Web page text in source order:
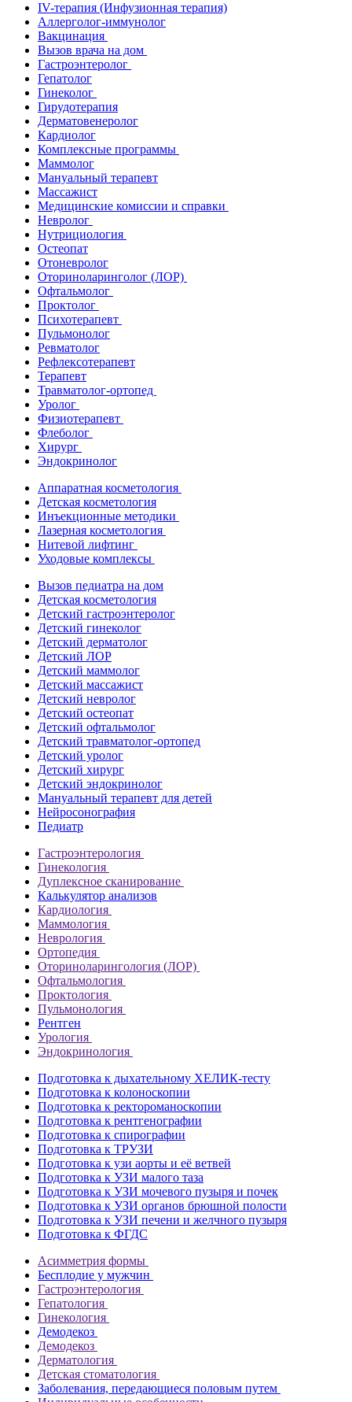
IV-терапия (Инфузионная терапия)
Аллерголог-иммунолог
Вакцинация
Вызов врача на дом
Гастроэнтеролог
Гепатолог
Гинеколог
Гирудотерапия
Дерматовенеролог
Кардиолог
Комплексные программы
Маммолог
Мануальный терапевт
Массажист
Медицинские комиссии и справки
Невролог
Нутрициология
Остеопат
Отоневролог
Оториноларинголог (ЛОР)
Офтальмолог
Проктолог
Психотерапевт
Пульмонолог
Ревматолог
Рефлексотерапевт
Терапевт
Травматолог-ортопед
Уролог
Физиотерапевт
Флеболог
Хирург
Эндокринолог
Аппаратная косметология
Детская косметология
Инъекционные методики
Лазерная косметология
Нитевой лифтинг
Уходовые комплексы
Вызов педиатра на дом
Детская косметология
Детский гастроэнтеролог
Детский гинеколог
Детский дерматолог
Детский ЛОР
Детский маммолог
Детский массажист
Детский невролог
Детский остеопат
Детский офтальмолог
Детский травматолог-ортопед
Детский уролог
Детский хирург
Детский эндокринолог
Мануальный терапевт для детей
Нейросонография
Педиатр
Гастроэнтерология
Гинекология
Дуплексное сканирование
Калькулятор анализов
Кардиология
Маммология
Неврология
Ортопедия
Оториноларингология (ЛОР)
Офтальмология
Проктология
Пульмонология
Рентген
Урология
Эндокринология
Подготовка к дыхательному ХЕЛИК-тесту
Подготовка к колоноскопии
Подготовка к ректороманоскопии
Подготовка к рентгенографии
Подготовка к спирографии
Подготовка к ТРУЗИ
Подготовка к узи аорты и её ветвей
Подготовка к УЗИ малого таза
Подготовка к УЗИ мочевого пузыря и почек
Подготовка к УЗИ органов брюшной полости
Подготовка к УЗИ печени и желчного пузыря
Подготовка к ФГДС
Асимметрия формы
Бесплодие у мужчин
Гастроэнтерология
Гепатология
Гинекология
Демодекоз
Демодекоз
Дерматология
Детская стоматология
Заболевания, передающиеся половым путем